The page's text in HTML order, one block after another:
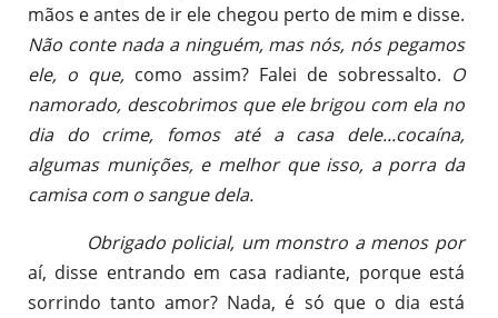
mãos e antes de ir ele chegou perto de mim e disse.
Não conte nada a ninguém, mas nós, nós pegamos
ele, o que, como assim? Falei de sobressalto. O
namorado, descobrimos que ele brigou com ela no
dia do crime, fomos até a casa dele...cocaína,
algumas munições, e melhor que isso, a porra da
camisa com o sangue dela.
Obrigado policial, um monstro a menos por
aí, disse entrando em casa radiante, porque está
sorrindo tanto amor? Nada, é só que o dia está